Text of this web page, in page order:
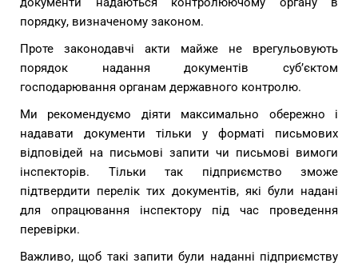
порядку, визначеному законом.
Проте законодавчі акти майже не врегульовують
порядок надання документів суб’єктом
господарювання органам державного контролю.
Ми рекомендуємо діяти максимально обережно і
надавати документи тільки у форматі письмових
відповідей на письмові запити чи письмові вимоги
інспекторів. Тільки так підприємство зможе
підтвердити перелік тих документів, які були надані
для опрацювання інспектору під час проведення
перевірки.
Важливо, щоб такі запити були наданні підприємству